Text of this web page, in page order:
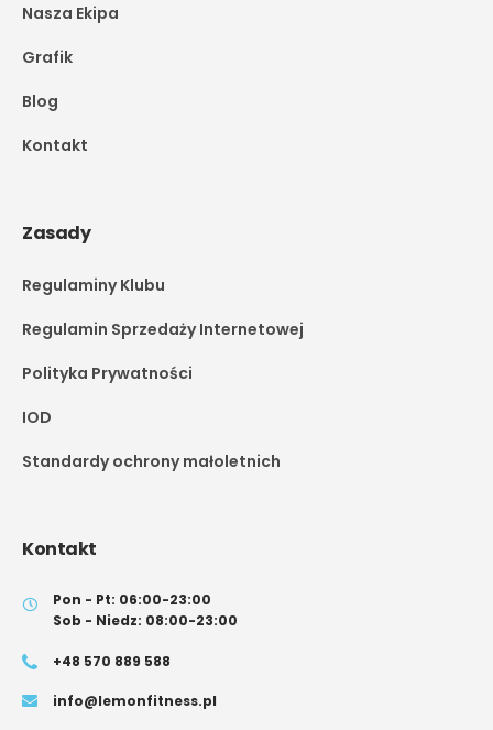
Nasza Ekipa
Grafik
Blog
Kontakt
Zasady
Regulaminy Klubu
Regulamin Sprzedaży Internetowej
Polityka Prywatności
IOD
Standardy ochrony małoletnich
Kontakt
Pon - Pt: 06:00-23:00
Sob - Niedz: 08:00-23:00
+48 570 889 588
info@lemonfitness.pl